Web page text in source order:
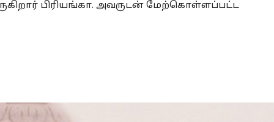
பிரியங்கா. அவருடன் மேற்கொள்ளப்பட்ட